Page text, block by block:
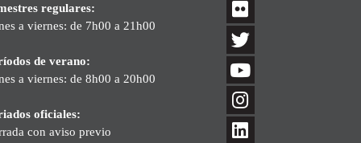
regulares:
a viernes: de 7h00 a 21h00
de verano:
a viernes: de 8h00 a 20h00
oficiales:
con aviso previo